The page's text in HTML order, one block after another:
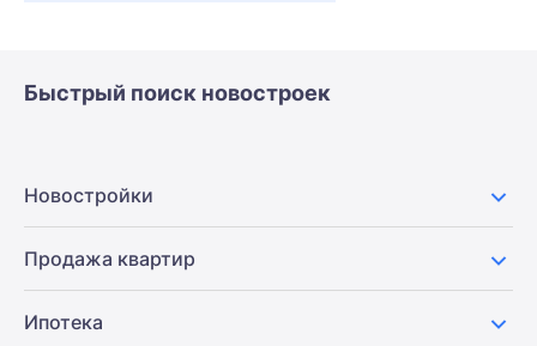
Быстрый поиск новостроек
Новостройки
Продажа квартир
Ипотека